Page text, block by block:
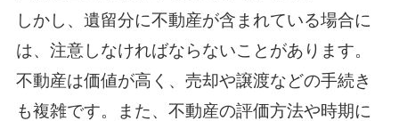
しかし、遺留分に不動産が含まれている場合に
は、注意しなければならないことがあります。
不動産は価値が高く、売却や譲渡などの手続き
も複雑です。また、不動産の評価方法や時期に